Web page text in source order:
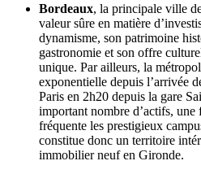
Bordeaux, la principale ville
valeur sûre en matière
dynamisme, son patrimoine
gastronomie et son offre
unique. Par ailleurs, la
exponentielle depuis l’arrivée
Paris en 2h20 depuis la gare
important nombre d’actifs,
fréquente les prestigieux
constitue donc un territoire
immobilier neuf en Gironde.